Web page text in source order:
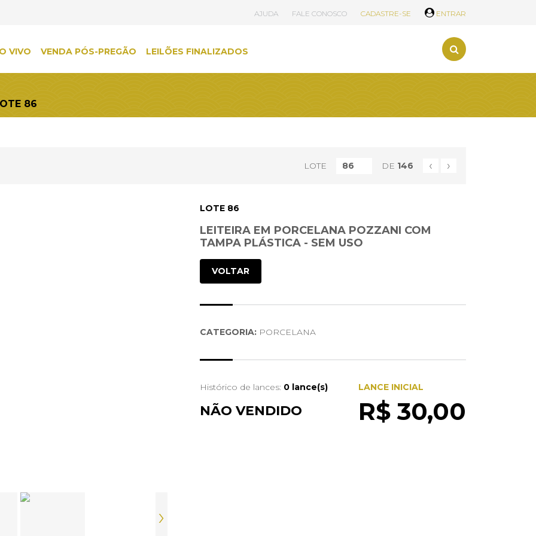
AJUDA FALE CONOSCO CADASTRE-SE ENTRAR
VIVO VENDA PÓS-PREGÃO LEILÕES FINALIZADOS
86
LOTE DE 146 ‹ ›
›
LOTE 86
LEITEIRA EM PORCELANA POZZANI COM
TAMPA PLÁSTICA - SEM USO
VOLTAR
CATEGORIA: PORCELANA
Histórico de lances: 0 lance(s)
NÃO VENDIDO
LANCE INICIAL
R$ 30,00